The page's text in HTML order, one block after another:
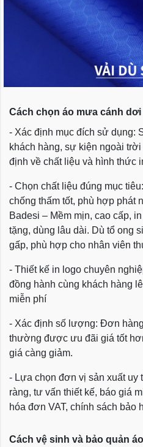
Cách chọn áo mưa cánh
- Xác định mục đích sử dụng:
khách hàng, sự kiện ngoài
định về chất liệu và hình thức
- Chọn chất liệu đúng mục
chống thấm tốt, phù hợp phát
Badesi – Mềm mịn, cao cấp,
tặng, dùng lâu dài. Dù tổ ong
gấp, phù hợp cho nhân viên
- Thiết kế in logo chuyên
đồng hành cùng khách hàng
miễn phí
- Xác định số lượng: Đơn
thường được ưu đãi giá tốt
giá càng giảm.
- Lựa chọn đơn vị sản xuất uy
ràng, tư vấn thiết kế, báo giá
hóa đơn VAT, chính sách bảo
Cách vệ sinh và bảo quản